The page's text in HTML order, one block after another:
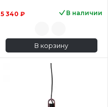
5 340 ₽ В наличии
В корзину